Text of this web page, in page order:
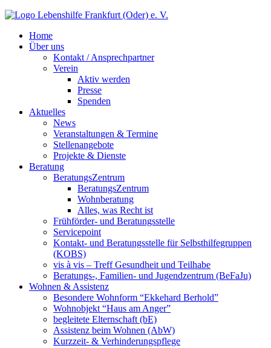
Home
Über uns
Kontakt / Ansprechpartner
Verein
Aktiv werden
Presse
Spenden
Aktuelles
News
Veranstaltungen & Termine
Stellenangebote
Projekte & Dienste
Beratung
BeratungsZentrum
BeratungsZentrum
Wohnberatung
Alles, was Recht ist
Frühförder- und Beratungsstelle
Servicepoint
Kontakt- und Beratungsstelle für Selbsthilfegruppen
(KOBS)
vis à vis – Treff Gesundheit und Teilhabe
Beratungs-, Familien- und Jugendzentrum (BeFaJu)
Wohnen & Assistenz
Besondere Wohnform “Ekkehard Berhold”
Wohnobjekt “Haus am Anger”
begleitete Elternschaft (bE)
Assistenz beim Wohnen (AbW)
Kurzzeit- & Verhinderungspflege